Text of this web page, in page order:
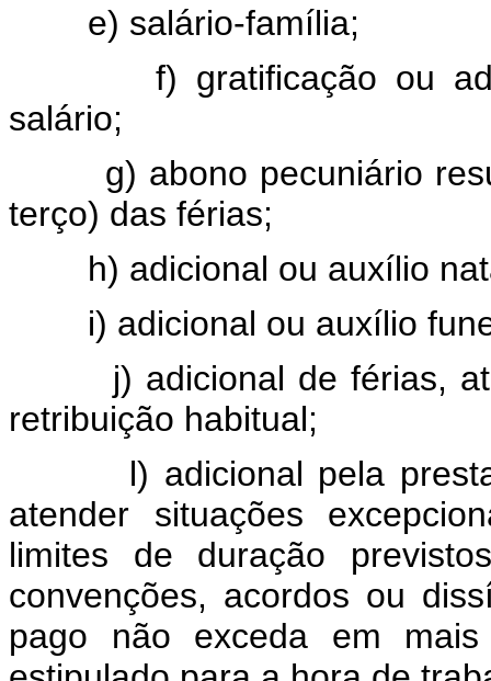
e) salário-família;
f) gratificação ou
salário;
g) abono pecuniário
terço) das férias;
h) adicional ou auxílio
i) adicional ou auxílio
j) adicional de férias, até
retribuição habitual;
l) adicional pela
atender situações
limites de duração
convenções, acordos ou
pago não exceda em